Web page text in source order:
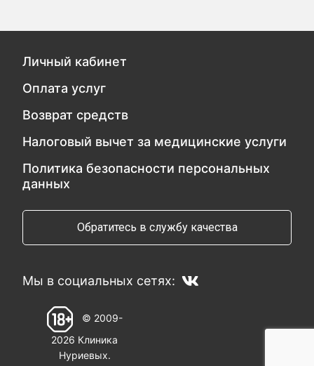
Личный кабинет
Оплата услуг
Возврат средств
Налоговый вычет за медицинские услуги
Политика безопасности персональных
данных
Обратитесь в службу качества
Мы в социальных сетях:
© 2009-
2026 Клиника
Нуриевых.